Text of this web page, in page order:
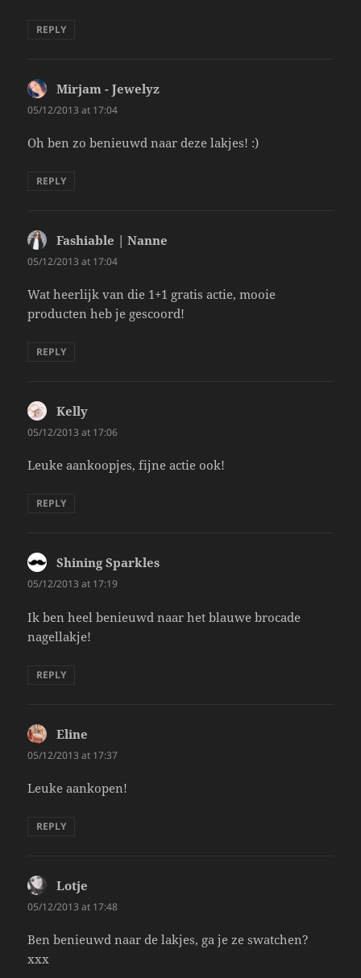
REPLY
Mirjam - Jewelyz
05/12/2013 at 17:04
Oh ben zo benieuwd naar deze lakjes! :)
REPLY
Fashiable | Nanne
05/12/2013 at 17:04
Wat heerlijk van die 1+1 gratis actie, mooie
producten heb je gescoord!
REPLY
Kelly
05/12/2013 at 17:06
Leuke aankoopjes, fijne actie ook!
REPLY
Shining Sparkles
05/12/2013 at 17:19
Ik ben heel benieuwd naar het blauwe brocade
nagellakje!
REPLY
Eline
05/12/2013 at 17:37
Leuke aankopen!
REPLY
Lotje
05/12/2013 at 17:48
Ben benieuwd naar de lakjes, ga je ze swatchen?
xxx